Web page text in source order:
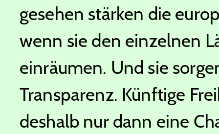
gesehen stärken die
wenn sie den einzelnen
einräumen. Und sie
Transparenz. Künftige
deshalb nur dann eine